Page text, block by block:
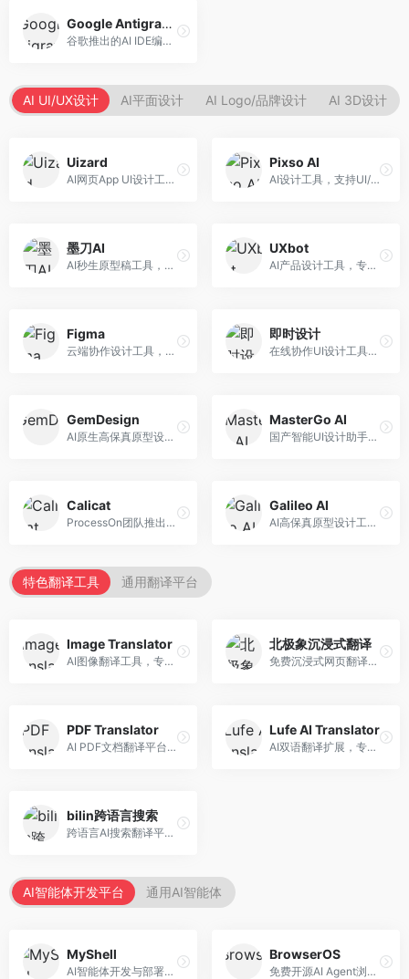
Google Antigravity
谷歌推出的AI IDE编程智能体，整合Google Cloud服务。面向谷歌生态开发者，提供智能编程辅助、云服务集成等功能。
AI UI/UX设计 AI平面设计 AI Logo/品牌设计 AI 3D设计
Uizard
AI网页App UI设计工具，专注于快速界面生成。面向产品经理和设计师，提供线框图转UI、界面生成、设计优化等服务，设计速度快。
Pixso AI
AI设计工具，支持UI/UX设计全流程。面向设计师和产品团队，提供界面生成、设计优化、协作评审等服务，国产替代方案，团队协作便捷。
墨刀AI
AI秒生原型稿工具，专注于快速原型设计。面向产品经理和设计师，提供原型生成、交互设计、团队协作等服务，原型制作效率高。
UXbot
AI产品设计工具，专注于用户体验优化。面向UX设计师，提供用户研究、设计建议、可用性测试等服务，UX设计支持完善。
Figma
云端协作设计工具，整合AI设计辅助功能。面向UI/UX设计师和产品团队，提供界面设计、原型制作、团队协作等服务，协作功能强大，是UI设计领域的标杆产品。
即时设计
在线协作UI设计工具，整合AI设计功能。面向设计师和产品团队，提供界面设计、原型制作、设计资源库等服务，国产协作设计平台。
GemDesign
AI原生高保真原型设计工具，专注于智能设计生成。面向设计师，提供界面生成、设计优化、原型制作等服务，设计自动化程度高。
MasterGo AI
国产智能UI设计助手，专注于界面设计自动化。面向UI设计师，提供界面生成、组件设计、设计系统构建等服务，中文用户适配性好。
Calicat
ProcessOn团队推出的产设研协作平台，整合设计与协作功能。面向产品团队，提供设计协作、文档管理、团队沟通等服务，产研协作便捷。
Galileo AI
AI高保真原型设计工具，专注于UI界面生成。面向设计师和产品团队，提供界面生成、交互设计、设计优化等服务，界面质量高。
特色翻译工具 通用翻译平台
Image Translator
AI图像翻译工具，专注于图片文字翻译。面向设计师和电商从业者，提供图片文字识别、翻译、替换等服务，图像翻译效果好。
北极象沉浸式翻译
免费沉浸式网页翻译工具，专注于阅读体验。面向普通用户，提供网页双语翻译、文档翻译等服务，免费使用，翻译质量高。
PDF Translator
AI PDF文档翻译平台，专注于文档本地化。面向商务人士，提供PDF翻译、格式保留、批量处理等服务，文档翻译专业。
Lufe AI Translator
AI双语翻译扩展，专注于浏览器翻译场景。面向外语内容阅读者，提供网页双语翻译、划词翻译等服务，浏览器集成便捷。
bilin跨语言搜索
跨语言AI搜索翻译平台，专注于信息获取。面向研究者和内容创作者，提供跨语言搜索、内容翻译、信息整合等服务，跨语言检索能力强。
AI智能体开发平台 通用AI智能体
MyShell
AI智能体开发与部署平台，专注于语音交互智能体。面向开发者，提供语音智能体创建、部署服务、社区分享等功能，语音交互能力强。
BrowserOS
免费开源AI Agent浏览器，专注于浏览器自动化。面向开发者，提供浏览器控制、任务自动化、API接口等服务，开源免费。